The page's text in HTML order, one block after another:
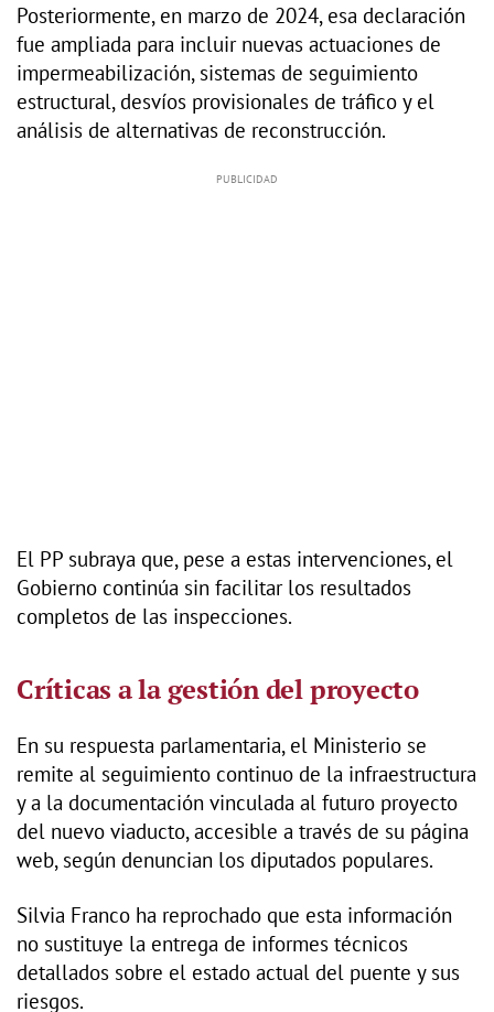
Posteriormente, en marzo de 2024, esa declaración
fue ampliada para incluir nuevas actuaciones de
impermeabilización, sistemas de seguimiento
estructural, desvíos provisionales de tráfico y el
análisis de alternativas de reconstrucción.
El PP subraya que, pese a estas intervenciones, el
Gobierno continúa sin facilitar los resultados
completos de las inspecciones.
Críticas a la gestión del proyecto
En su respuesta parlamentaria, el Ministerio se
remite al seguimiento continuo de la infraestructura
y a la documentación vinculada al futuro proyecto
del nuevo viaducto, accesible a través de su página
web, según denuncian los diputados populares.
Silvia Franco ha reprochado que esta información
no sustituye la entrega de informes técnicos
detallados sobre el estado actual del puente y sus
riesgos.